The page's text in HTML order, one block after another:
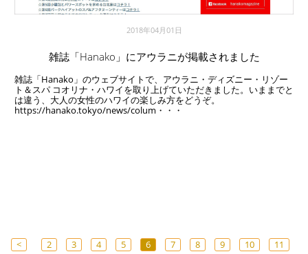
2018年04月01日
雑誌「Hanako」にアウラニが掲載されました
雑誌「Hanako」のウェブサイトで、アウラニ・ディズニー・リゾー
ト＆スパ コオリナ・ハワイを取り上げていただきました。いままでと
は違う、大人の女性のハワイの楽しみ方をどうぞ。
https://hanako.tokyo/news/colum・・・
< 2 3 4 5 6 7 8 9 10
11